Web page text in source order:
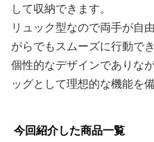
して収納できます。
リュック型なので両手が自
がらでもスムーズに行動でき
個性的なデザインでありな
ッグとして理想的な機能を
今回紹介した商品一覧